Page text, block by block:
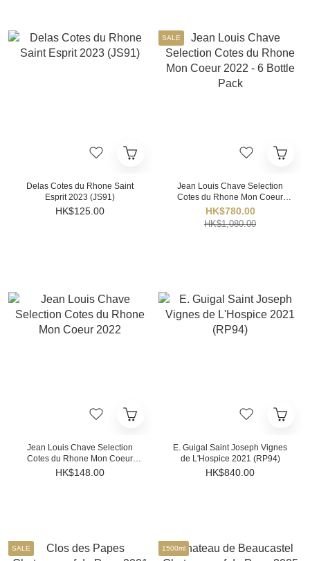
Delas Cotes du Rhone Saint
Esprit 2023 (JS91)
HK$125.00
SALE
Jean Louis Chave Selection
Cotes du Rhone Mon Coeur
2022 - 6 Bottle Pack
HK$780.00
HK$1,080.00
Jean Louis Chave Selection
Cotes du Rhone Mon Coeur
2022
HK$148.00
E. Guigal Saint Joseph Vignes
de L'Hospice 2021 (RP94)
HK$840.00
SALE 1500ml